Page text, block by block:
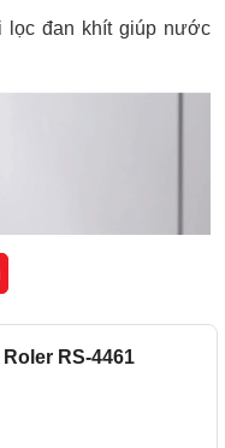
lọc đan khít giúp nước
RS-4461